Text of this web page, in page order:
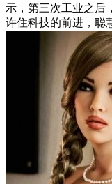
示，第三次工业之后
许住科技的前进，聪